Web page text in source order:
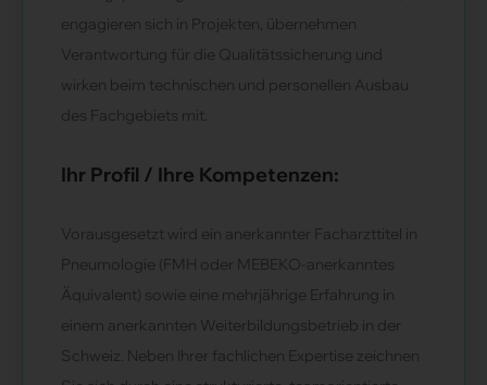
engagieren sich in Projekten, übernehmen
Verantwortung für die Qualitätssicherung und
wirken beim technischen und personellen Ausbau
des Fachgebiets mit.
Ihr Profil / Ihre Kompetenzen:
Vorausgesetzt wird ein anerkannter Facharzttitel in
Pneumologie (FMH oder MEBEKO-anerkanntes
Äquivalent) sowie eine mehrjährige Erfahrung in
einem anerkannten Weiterbildungsbetrieb in der
Schweiz. Neben Ihrer fachlichen Expertise zeichnen